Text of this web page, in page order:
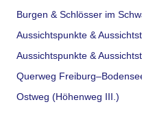
Burgen & Schlösser im
Aussichtspunkte &
Aussichtspunkte &
Querweg
Ostweg (Höhenweg III.)